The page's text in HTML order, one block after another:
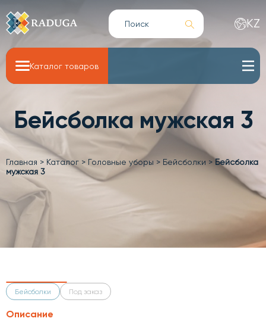
KZ
Каталог товаров
Бейсболка мужская 3
Главная > Каталог > Головные уборы > Бейсболки > Бейсболка
мужская 3
Бейсболки Под заказ
Описание